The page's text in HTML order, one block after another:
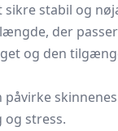
stabil og
der
og den
påvirke
og stress.